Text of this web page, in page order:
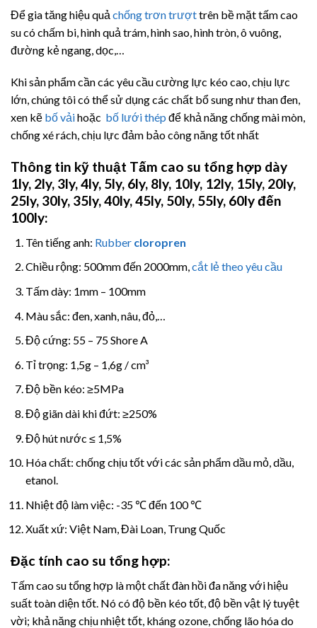
Để gia tăng hiệu quả chống trơn trượttrên bề mặt tấm cao
su có chấm bi, hình quả trám, hình sao, hình tròn, ô vuông,
đường kẻ ngang, dọc,…
Khi sản phẩm cần các yêu cầu cường lực kéo cao, chịu lực
lớn, chúng tôi có thể sử dụng các chất bổ sung như than đen,
xen kẽ bố vảihoặc bố lưới thép để khả năng chống mài mòn,
chống xé rách, chịu lực đảm bảo công năng tốt nhất
Thông tin kỹ thuật Tấm cao su tổng hợp dày
1ly, 2ly, 3ly, 4ly, 5ly, 6ly, 8ly, 10ly, 12ly, 15ly, 20ly,
25ly, 30ly, 35ly, 40ly, 45ly, 50ly, 55ly, 60ly đến
100ly:
Tên tiếng anh: Rubber cloropren
Chiều rộng: 500mm đến 2000mm,cắt lẻ theo yêu cầu
Tấm dày: 1mm – 100mm
Màu sắc: đen, xanh, nâu, đỏ,…
Độ cứng: 55 – 75 Shore A
Tỉ trọng: 1,5g – 1,6g / cm³
Độ bền kéo: ≥5MPa
Độ giãn dài khi đứt: ≥250%
Độ hút nước ≤ 1,5%
Hóa chất: chống chịu tốt với các sản phẩm dầu mỏ, dầu,
etanol.
Nhiệt độ làm việc: -35 ℃ đến 100 ℃
Xuất xứ: Việt Nam, Đài Loan, Trung Quốc
Đặc tính cao su tổng hợp:
Tấm cao su tổng hợp là một chất đàn hồi đa năng với hiệu
suất toàn diện tốt. Nó có độ bền kéo tốt, độ bền vật lý tuyệt
vời; khả năng chịu nhiệt tốt, kháng ozone, chống lão hóa do